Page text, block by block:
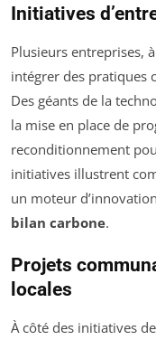
Initiatives
Plusieurs entreprises,
intégrer des pratiques
Des géants de la
la mise en place de
reconditionnement
initiatives illustrent
un moteur
bilan carbone.
Projets
locales
À côté des initiatives